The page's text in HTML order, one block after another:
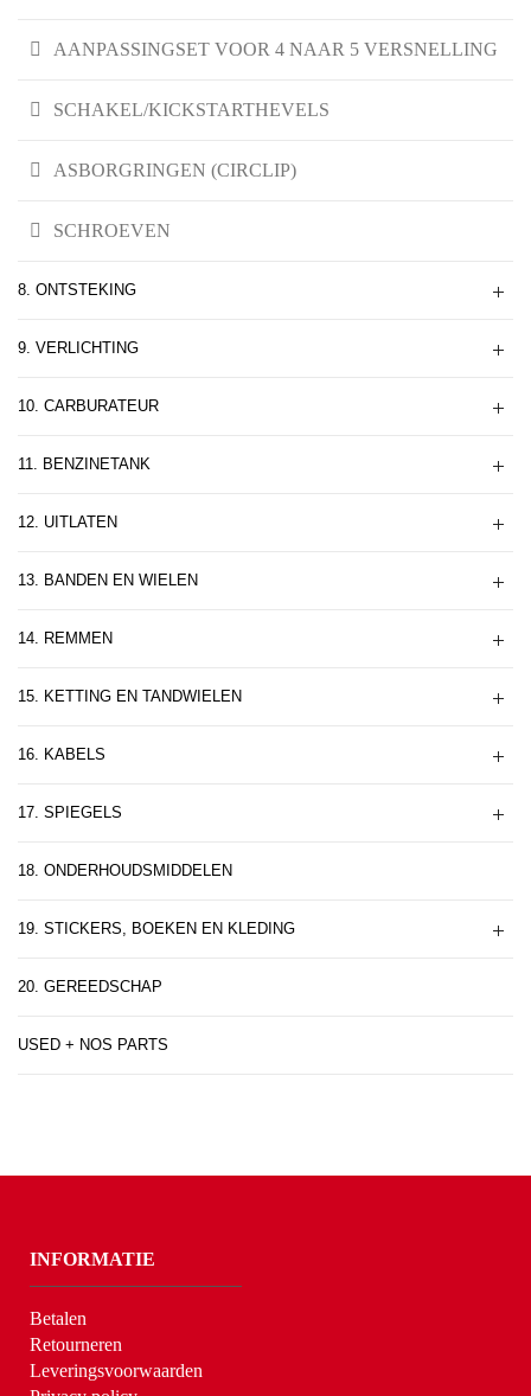
AANPASSINGSET VOOR 4 NAAR 5 VERSNELLING
SCHAKEL/KICKSTARTHEVELS
ASBORGRINGEN (CIRCLIP)
SCHROEVEN
8. ONTSTEKING
9. VERLICHTING
10. CARBURATEUR
11. BENZINETANK
12. UITLATEN
13. BANDEN EN WIELEN
14. REMMEN
15. KETTING EN TANDWIELEN
16. KABELS
17. SPIEGELS
18. ONDERHOUDSMIDDELEN
19. STICKERS, BOEKEN EN KLEDING
20. GEREEDSCHAP
USED + NOS PARTS
INFORMATIE
Betalen
Retourneren
Leveringsvoorwaarden